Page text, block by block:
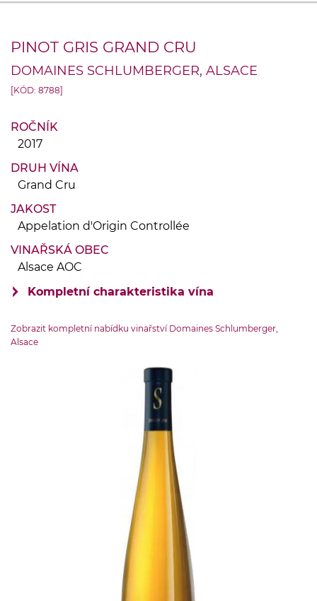
PINOT GRIS GRAND CRU
DOMAINES SCHLUMBERGER, ALSACE
[KÓD: 8788]
ROČNÍK
2017
DRUH VÍNA
Grand Cru
JAKOST
Appelation d'Origin Controllée
VINAŘSKÁ OBEC
Alsace AOC
Kompletní charakteristika vína
Grand Cru Kessler
školeno v dřevěném sudu
Zobrazit kompletní nabídku vinařství Domaines Schlumberger,
Alsace